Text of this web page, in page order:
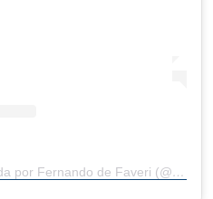
Uma publicação compartilhada por Fernando de Faveri (@fernando.defaveri)